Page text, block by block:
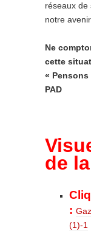
réseaux de
notre avenir.
Ne
cette
« Pensons
PAD
de
:
(1)-1